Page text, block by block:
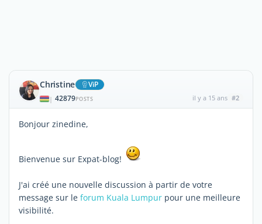
Christine ViP
| 42879POSTS il y a 15 ans #2
Bonjour zinedine,
Bienvenue sur Expat-blog!
J'ai créé une nouvelle discussion à partir de votre
message sur le forum Kuala Lumpur pour une meilleure
visibilité.